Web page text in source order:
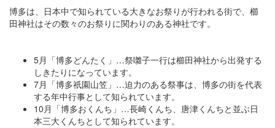
博多は、日本中で知られている大きなお祭りが行われる街で、櫛
田神社はその数々のお祭りに関わりのある神社です。
5月「博多どんたく」…祭囃子一行は櫛田神社から出発する
しきたりになっています。
7月「博多祇園山笠」…迫力のある祭事は、博多の街を代表
する年中行事として知られています。
10月「博多おくんち」…長崎くんち、唐津くんちと並ぶ日
本三大くんちとして知られています。